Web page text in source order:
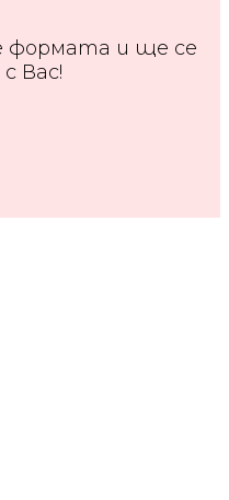
формата и ще се
Вас!